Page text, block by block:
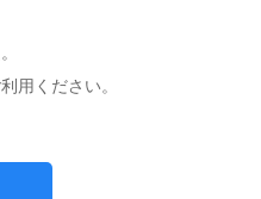
用ください。